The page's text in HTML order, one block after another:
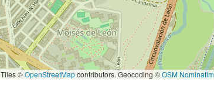
Tiles ©OpenStreetMapcontributors. Geocoding ©OSM Nominatim